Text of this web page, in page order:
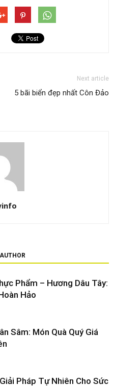
Next article
5 bãi biển đẹp nhất Côn Đảo
Phẩm – Hương Dâu Tây:
Hảo
Sâm: Món Quà Quý Giá
Pháp Tự Nhiên Cho Sức